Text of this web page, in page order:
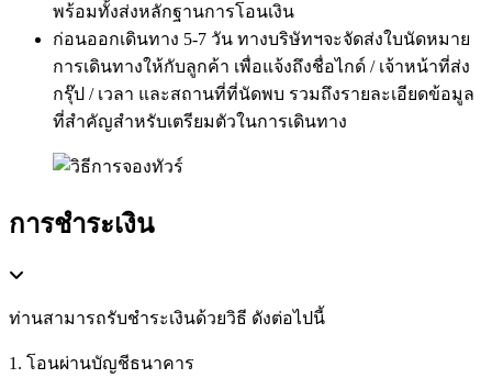
พร้อมทั้งส่งหลักฐานการโอนเงิน
ก่อนออกเดินทาง 5-7 วัน ทางบริษัทฯจะจัดส่งใบนัดหมาย
การเดินทางให้กับลูกค้า เพื่อแจ้งถึงชื่อไกด์ / เจ้าหน้าที่ส่ง
กรุ๊ป / เวลา และสถานที่ที่นัดพบ รวมถึงรายละเอียดข้อมูล
ที่สำคัญสำหรับเตรียมตัวในการเดินทาง
การชำระเงิน
ท่านสามารถรับชำระเงินด้วยวิธี ดังต่อไปนี้
1. โอนผ่านบัญชีธนาคาร